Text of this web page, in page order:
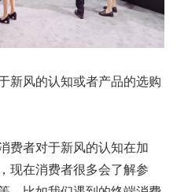
新风的认知或者产品的选购
费者对于新风的认知在加
现在消费者很多会了解参